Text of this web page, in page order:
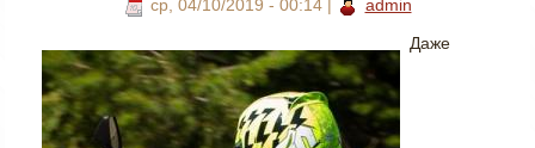
ср, 04/10/2019 - 00:14|
admin
Даже